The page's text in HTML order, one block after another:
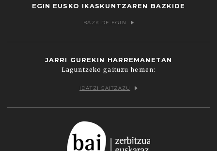
EGIN EUSKO IKASKUNTZAREN BAZKIDE
BAZKIDE EGIN
JARRI GUREKIN HARREMANETAN
Laguntzeko gaituzu hemen:
IDATZI GAITZAZU